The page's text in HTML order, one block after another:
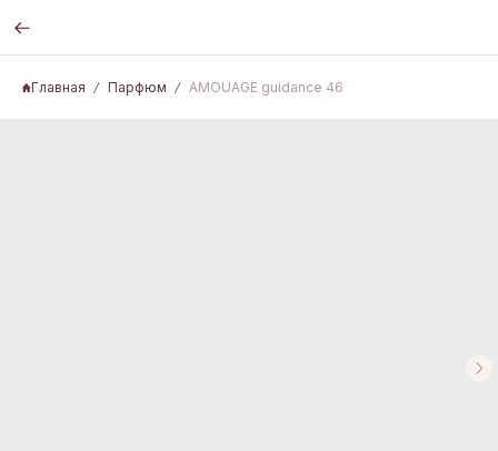
Главная Парфюм AMOUAGE guidance 46